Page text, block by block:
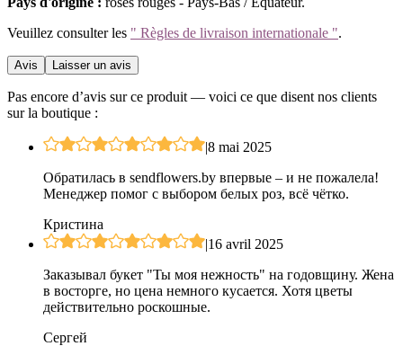
Veuillez consulter les " Règles de livraison internationale ".
Avis Laisser un avis
Pas encore d’avis sur ce produit — voici ce que disent nos clients
sur la boutique :
|8 mai 2025
Обратилась в sendflowers.by впервые – и не пожалела!
Менеджер помог с выбором белых роз, всё чётко.
Кристина
|16 avril 2025
Заказывал букет "Ты моя нежность" на годовщину. Жена
в восторге, но цена немного кусается. Хотя цветы
действительно роскошные.
Сергей